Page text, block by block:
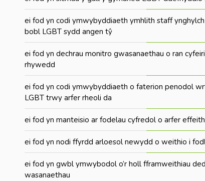
ei fod yn codi ymwybyddiaeth ymhlith staff
bobl LGBT sydd angen tŷ
ei fod yn dechrau monitro gwasanaethau o ran
rhywedd
ei fod yn codi ymwybyddiaeth o faterion penodol
LGBT trwy arfer rheoli da
ei fod yn manteisio ar fodelau cyfredol o arfer
ei fod yn nodi ffyrdd arloesol newydd o weithio i
ei fod yn gwbl ymwybodol o’r holl fframweithiau
wasanaethau